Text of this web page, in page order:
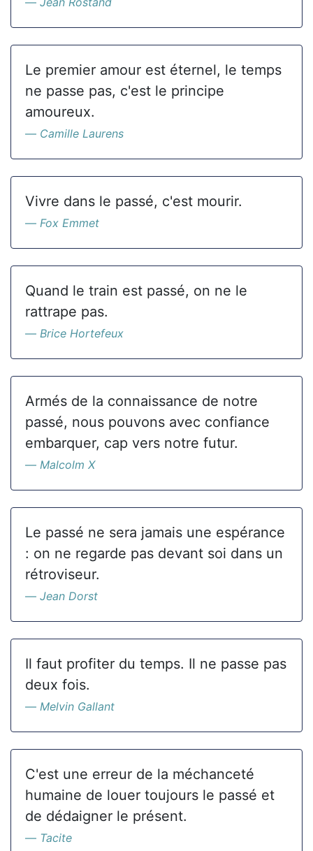
Le premier amour est éternel, le temps
ne passe pas, c'est le principe
amoureux.
Camille Laurens
Vivre dans le passé, c'est mourir.
Fox Emmet
Quand le train est passé, on ne le
rattrape pas.
Brice Hortefeux
Armés de la connaissance de notre
passé, nous pouvons avec confiance
embarquer, cap vers notre futur.
Malcolm X
Le passé ne sera jamais une espérance
: on ne regarde pas devant soi dans un
rétroviseur.
Jean Dorst
Il faut profiter du temps. Il ne passe pas
deux fois.
Melvin Gallant
C'est une erreur de la méchanceté
humaine de louer toujours le passé et
de dédaigner le présent.
Tacite